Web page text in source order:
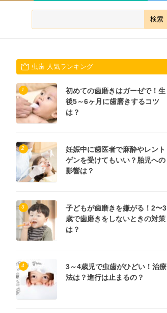
虫歯 人気ランキング
1
初めての歯磨きはガーゼで！生
後5～6ヶ月に歯磨きするコツ
は？
2
妊娠中に歯医者で麻酔やレント
ゲンを受けてもいい？胎児への
影響は？
3
子どもが歯磨きを嫌がる！2〜3
歳で歯磨きをしないときの対策
は？
4
3～4歳児で虫歯がひどい！治療
法は？進行は止まるの？